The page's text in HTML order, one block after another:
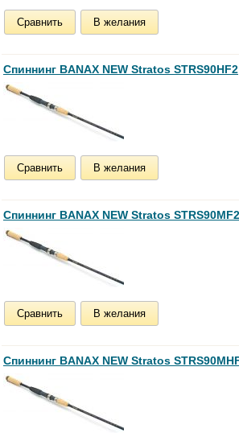
Сравнить В желания
Спиннинг BANAX NEW Stratos STRS90HF2
Сравнить В желания
Спиннинг BANAX NEW Stratos STRS90MF2
Сравнить В желания
Спиннинг BANAX NEW Stratos